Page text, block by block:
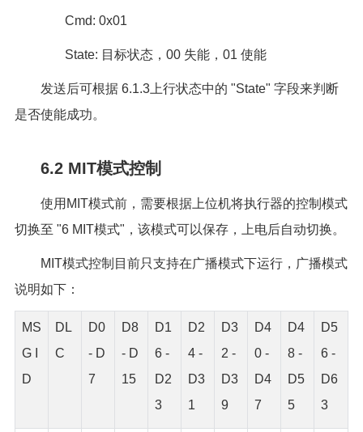
Cmd: 0x01
State: 目标状态，00 失能，01 使能
发送后可根据 6.1.3上行状态中的 "State" 字段来判断
是否使能成功。
6.2 MIT模式控制
使用MIT模式前，需要根据上位机将执行器的控制模式
切换至 "6 MIT模式"，该模式可以保存，上电后自动切换。
MIT模式控制目前只支持在广播模式下运行，广播模式
说明如下：
MS
G I
D
DL
C
D0
- D
7
D8
- D
15
D1
6 -
D2
3
D2
4 -
D3
1
D3
2 -
D3
9
D4
0 -
D4
7
D4
8 -
D5
5
D5
6 -
D6
3